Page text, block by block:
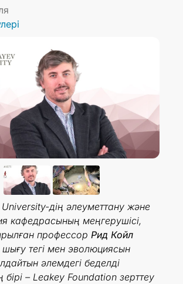
дің әлеуметтану және
кафедрасының меңгерушісі,
профессор Рид Койл
тегі мен эволюциясын
әлемдегі беделді
– Leakey Foundation зерттеу